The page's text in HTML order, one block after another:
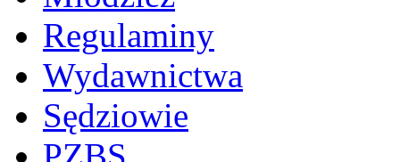
Regulaminy
Wydawnictwa
Sędziowie